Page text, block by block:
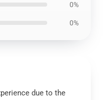
0%
0%
due to the